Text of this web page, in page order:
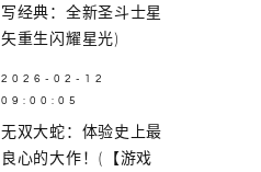
写经典：全新圣斗士星
矢重生闪耀星光)
2026-02-12
09:00:05
无双大蛇：体验史上最
良心的大作！(【游戏